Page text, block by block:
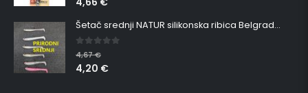
Šetač srednji NATUR silikonska ribica Belgrade Walker
0 out of 5
4,67€
4,20 €